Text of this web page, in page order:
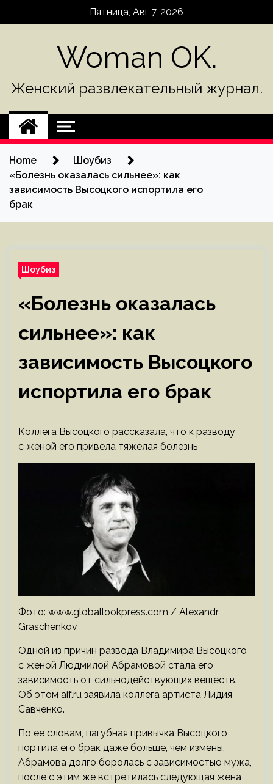
Пятница, Авг 7, 2026
Woman OK.
Женский развлекательный журнал.
Home
Шоубиз
«Болезнь оказалась сильнее»: как
зависимость Высоцкого испортила его
брак
Шоубиз
«Болезнь оказалась
сильнее»: как
зависимость Высоцкого
испортила его брак
Коллега Высоцкого рассказала, что к разводу
с женой его привела тяжелая болезнь
Фото: www.globallookpress.com / Alexandr
Graschenkov
Одной из причин развода Владимира Высоцкого
с женой Людмилой Абрамовой стала его
зависимость от сильнодействующих веществ.
Об этом aif.ru заявила коллега артиста Лидия
Савченко.
По ее словам, пагубная привычка Высоцкого
портила его брак даже больше, чем измены.
Абрамова долго боролась с зависимостью мужа,
после с этим же встретилась следующая жена